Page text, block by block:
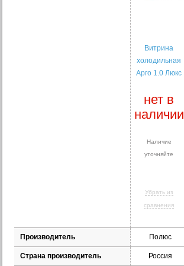
Витрина
холодильная
Арго 1.0 Люкс
нет в
наличии
Наличие
уточняйте
Убрать из
сравнения
Производитель Полюс
Страна производитель Россия